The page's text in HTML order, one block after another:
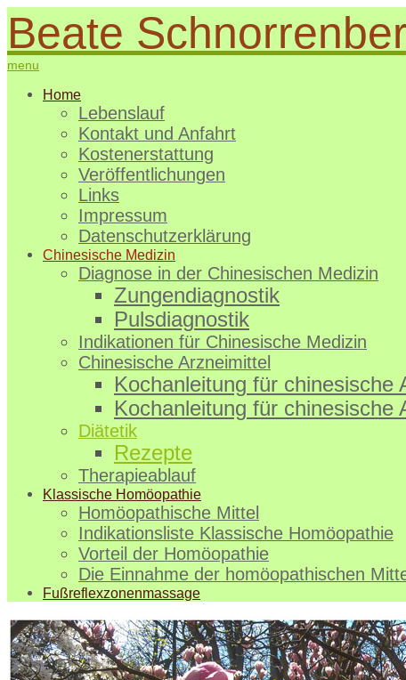
Beate
menu
Home
Lebenslauf
Kontakt und Anfahrt
Kostenerstattung
Veröffentlichungen
Links
Impressum
Datenschutzerklärung
Chinesische Medizin
Diagnose in der Chinesischen Medizin
Zungendiagnostik
Pulsdiagnostik
Indikationen für Chinesische Medizin
Chinesische Arzneimittel
Kochanleitung für chinesische
Kochanleitung für
Diätetik
Rezepte
Therapieablauf
Klassische Homöopathie
Homöopathische Mittel
Indikationsliste Klassische Homöopathie
Vorteil der Homöopathie
Die Einnahme der homöopathischen
Fußreflexzonenmassage